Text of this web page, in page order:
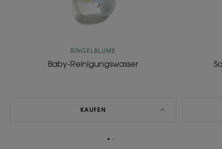
RINGELBLUME
Baby-Reinigungswasser
KAUFEN
Zum